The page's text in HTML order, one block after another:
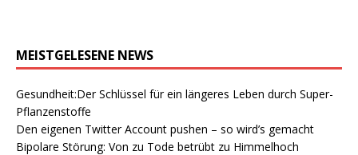
MEISTGELESENE NEWS
Gesundheit:Der Schlüssel für ein längeres Leben durch Super-
Pflanzenstoffe
Den eigenen Twitter Account pushen – so wird’s gemacht
Bipolare Störung: Von zu Tode betrübt zu Himmelhoch